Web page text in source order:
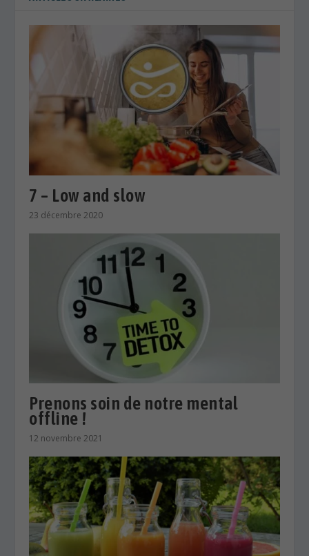
7 – Low and slow
23 décembre 2020
Prenons soin de notre mental
offline !
12 novembre 2021